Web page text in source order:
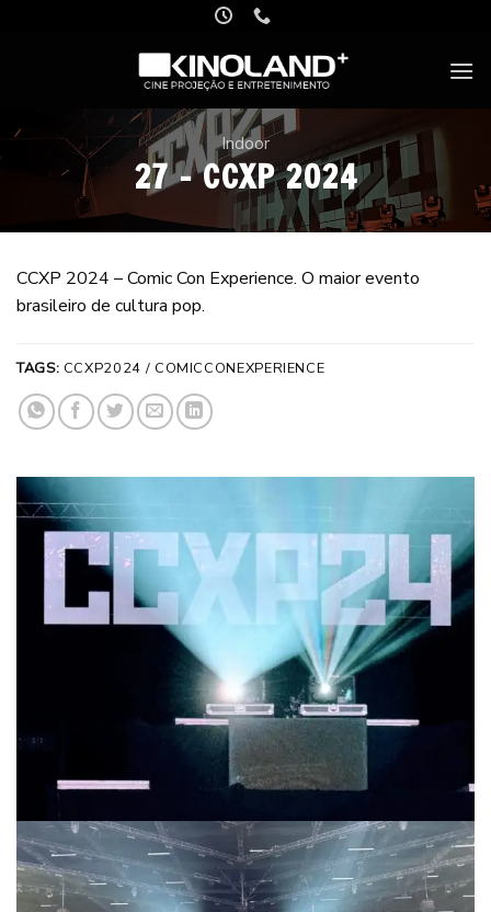
Indoor
27 – CCXP 2024
CCXP 2024 – Comic Con Experience. O maior evento
brasileiro de cultura pop.
TAGS: CCXP2024 / COMICCONEXPERIENCE